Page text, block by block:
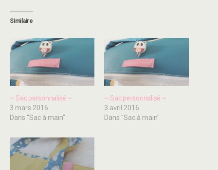
Similaire
~ Sac personnalisé ~
3 mars 2016
Dans "Sac à main"
~ Sac personnalisé ~
3 avril 2016
Dans "Sac à main"